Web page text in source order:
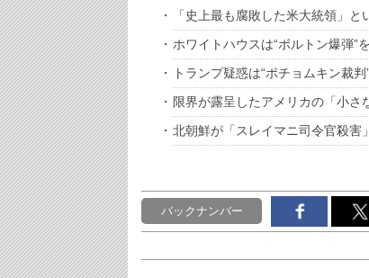
「史上最も腐敗した米大統領」と
ホワイトハウスは“ボルトン爆弾”
トランプ疑惑は“ポチョムキン裁
限界が露呈したアメリカの「小さ
北朝鮮が「スレイマニ司令官殺害
バックナンバー